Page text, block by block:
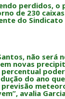
perdidos, o
de 230
do
não será
novas
percentual
do ano
previsão
avalia